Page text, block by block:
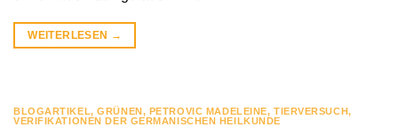
WEITERLESEN →
BLOGARTIKEL,GRÜNEN, PETROVIC MADELEINE,TIERVERSUCH,
VERIFIKATIONEN DER GERMANISCHEN HEILKUNDE